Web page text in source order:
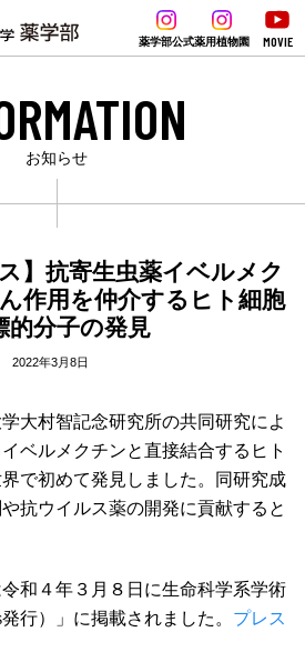
薬学部公式薬用植物園 MOVIE
お知らせ
】抗寄生虫薬イベルメク
作用を仲介するヒト細胞
的分子の発見
2022年3月8日
大村智記念研究所の共同研究によ
ベルメクチンと直接結合するヒト
で初めて発見しました。同研究成
抗ウイルス薬の開発に貢献すると
和４年３月８日に生命科学系学術
発行）」に掲載されました。 プレス